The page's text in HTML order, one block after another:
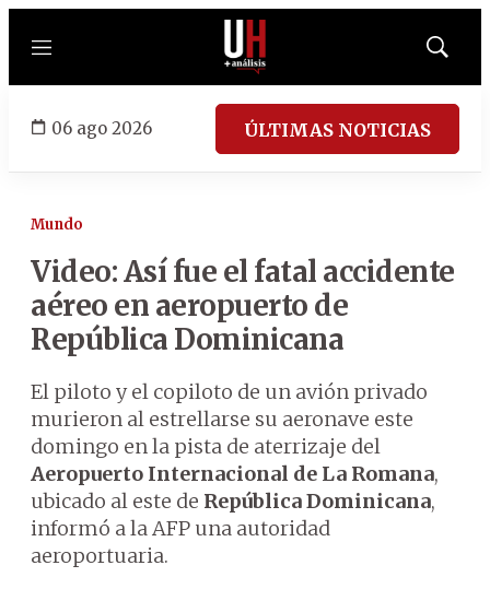
Menú
Mostrar
06 ago 2026 ÚLTIMAS NOTICIAS
Mundo
Video: Así fue el fatal accidente
aéreo en aeropuerto de
República Dominicana
El piloto y el copiloto de un avión privado
murieron al estrellarse su aeronave este
domingo en la pista de aterrizaje del
Aeropuerto Internacional de La Romana,
ubicado al este de República Dominicana,
informó a la AFP una autoridad
aeroportuaria.